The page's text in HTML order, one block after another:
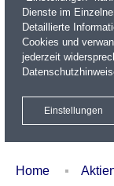
Name / WKN / ISIN /
Xetra Realtime
Home
Dienste im
Detaillierte
Cookies und
jederzeit
Einstellungen